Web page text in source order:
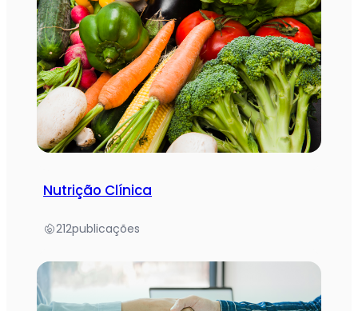
Nutrição Clínica
212publicações